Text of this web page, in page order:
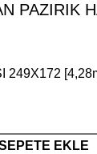
PAZIRIK
249X172
EKLE